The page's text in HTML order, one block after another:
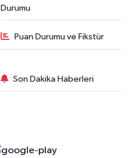
Durumu
Puan Durumu ve Fikstür
Son Dakika Haberleri